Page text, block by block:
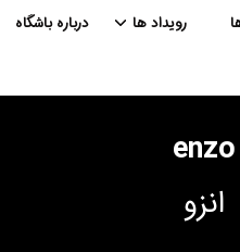
رویداد ها درباره باشگاه
enzo
انزو